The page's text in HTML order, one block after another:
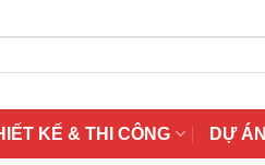
KẾ & THI CÔNG DỰ ÁN